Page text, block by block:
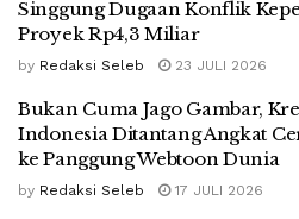
Singgung Dugaan Konflik
Proyek Rp4,3 Miliar
by Redaksi Seleb 23 JULI 2026
Bukan Cuma Jago Gambar,
Indonesia Ditantang Angkat
ke Panggung Webtoon Dunia
by Redaksi Seleb 17 JULI 2026